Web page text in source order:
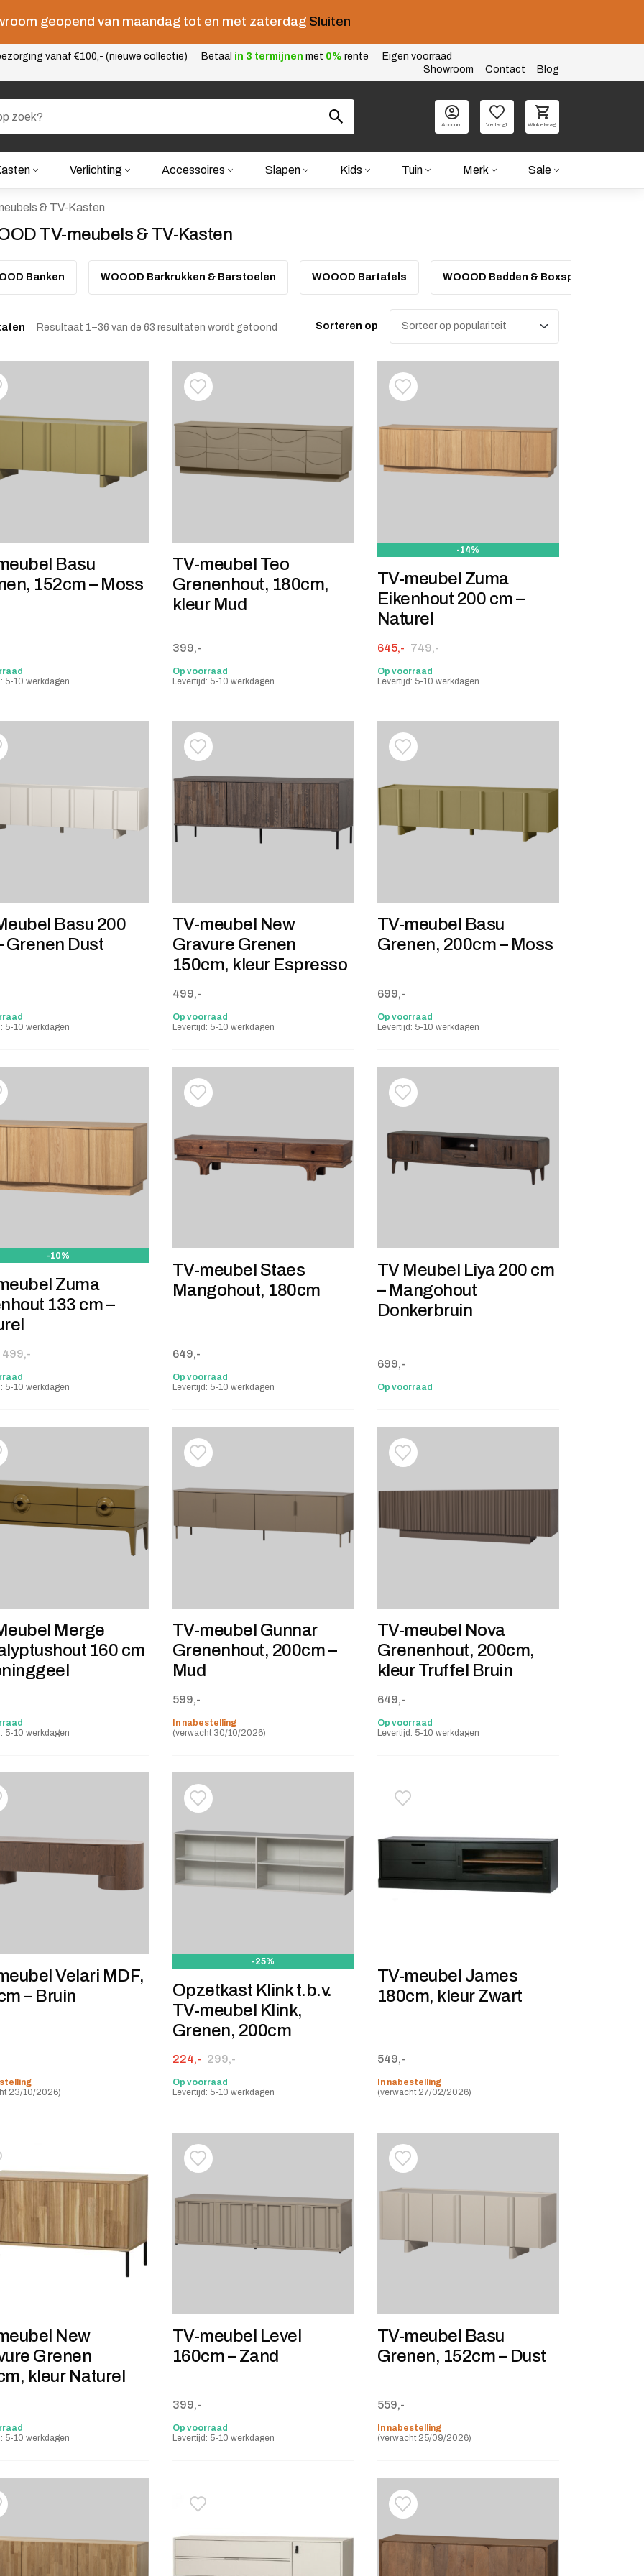
geopend van maandag tot en met zaterdag Sluiten
vanaf €100,- (nieuwe collectie) Betaal in 3 termijnen met 0% rente
Eigen voorraad
Showroom
Contact Blog
Account Verlangl. Winkelwag.
Verlichting Accessoires Slapen Kids Tuin Merk Sale
& TV-Kasten
TV-meubels & TV-Kasten
Banken WOOOD Barkrukken & Barstoelen WOOOD Bartafels WOOOD Bedden & Boxsprings
Resultaat 1–36 van de 63 resultaten wordt getoond Gesorteerd op populariteit
Sorteren op
aan verlanglijstje
van verlanglijst
Basu
152cm – Moss
5-10 werkdagen
Toevoegen aan verlanglijstje
Verwijderen van verlanglijst
TV-meubel Teo
Grenenhout, 180cm,
kleur Mud
399,-
Op voorraad
Levertijd: 5-10 werkdagen
Toevoegen aan verlanglijstje
Verwijderen van verlanglijst
-14%
TV-meubel Zuma
Eikenhout 200 cm –
Naturel
749,-
Oorspronkelijke prijs was: 749,-.
645,-
Huidige prijs is: 645,-.
Op voorraad
Levertijd: 5-10 werkdagen
aan verlanglijstje
van verlanglijst
Basu 200
Grenen Dust
5-10 werkdagen
Toevoegen aan verlanglijstje
Verwijderen van verlanglijst
TV-meubel New
Gravure Grenen
150cm, kleur Espresso
499,-
Op voorraad
Levertijd: 5-10 werkdagen
Toevoegen aan verlanglijstje
Verwijderen van verlanglijst
TV-meubel Basu
Grenen, 200cm – Moss
699,-
Op voorraad
Levertijd: 5-10 werkdagen
aan verlanglijstje
van verlanglijst
-10%
Zuma
133 cm –
499,- prijs was: 499,-.
prijs is: 449,-.
5-10 werkdagen
Toevoegen aan verlanglijstje
Verwijderen van verlanglijst
TV-meubel Staes
Mangohout, 180cm
649,-
Op voorraad
Levertijd: 5-10 werkdagen
Toevoegen aan verlanglijstje
Verwijderen van verlanglijst
TV Meubel Liya 200 cm
– Mangohout
Donkerbruin
699,-
Op voorraad
aan verlanglijstje
van verlanglijst
Merge
160 cm
5-10 werkdagen
Toevoegen aan verlanglijstje
Verwijderen van verlanglijst
TV-meubel Gunnar
Grenenhout, 200cm –
Mud
599,-
In nabestelling
(verwacht 30/10/2026)
Toevoegen aan verlanglijstje
Verwijderen van verlanglijst
TV-meubel Nova
Grenenhout, 200cm,
kleur Truffel Bruin
649,-
Op voorraad
Levertijd: 5-10 werkdagen
aan verlanglijstje
van verlanglijst
Velari MDF,
– Bruin
23/10/2026)
Toevoegen aan verlanglijstje
Verwijderen van verlanglijst
-25%
Opzetkast Klink t.b.v.
TV-meubel Klink,
Grenen, 200cm
299,-
Oorspronkelijke prijs was: 299,-.
224,-
Huidige prijs is: 224,-.
Op voorraad
Levertijd: 5-10 werkdagen
Toevoegen aan verlanglijstje
Verwijderen van verlanglijst
TV-meubel James
180cm, kleur Zwart
549,-
In nabestelling
(verwacht 27/02/2026)
aan verlanglijstje
van verlanglijst
New
Grenen
kleur Naturel
5-10 werkdagen
Toevoegen aan verlanglijstje
Verwijderen van verlanglijst
TV-meubel Level
160cm – Zand
399,-
Op voorraad
Levertijd: 5-10 werkdagen
Toevoegen aan verlanglijstje
Verwijderen van verlanglijst
TV-meubel Basu
Grenen, 152cm – Dust
559,-
In nabestelling
(verwacht 25/09/2026)
aan verlanglijstje
van verlanglijst Toevoegen aan verlanglijstje
Verwijderen van verlanglijst Toevoegen aan verlanglijstje
Verwijderen van verlanglijst